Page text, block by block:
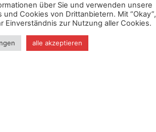
über Sie und verwenden unsere
Cookies von Drittanbietern. Mit “Okay”,
Einverständnis zur Nutzung aller Cookies.
alle akzeptieren